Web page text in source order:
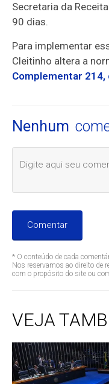
Secretaria da
90 dias.
Para implementar
Cleitinho altera a
Complementar 214,
Nenhum
Comentar
* O conteúdo de cada
Nos reservamos ao direito de
com o propósito do site ou
VEJA